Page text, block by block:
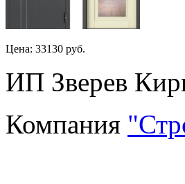
Цена: 33130 руб.
ИП Зверев
Компания